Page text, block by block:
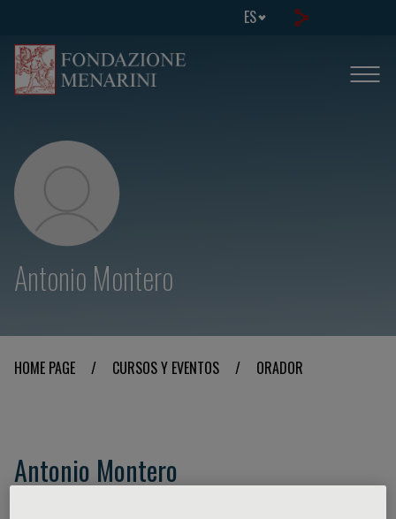
ES
Antonio Montero
HOME PAGE / CURSOS Y EVENTOS / ORADOR
Antonio Montero